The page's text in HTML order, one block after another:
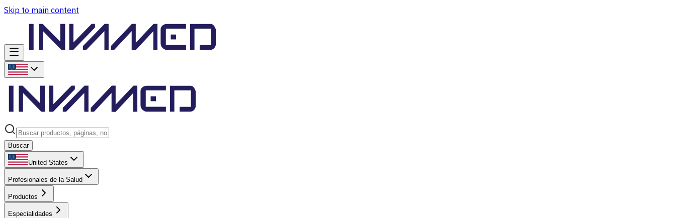
Skip to main content
Buscar
United States
Profesionales de la Salud
Productos
Especialidades